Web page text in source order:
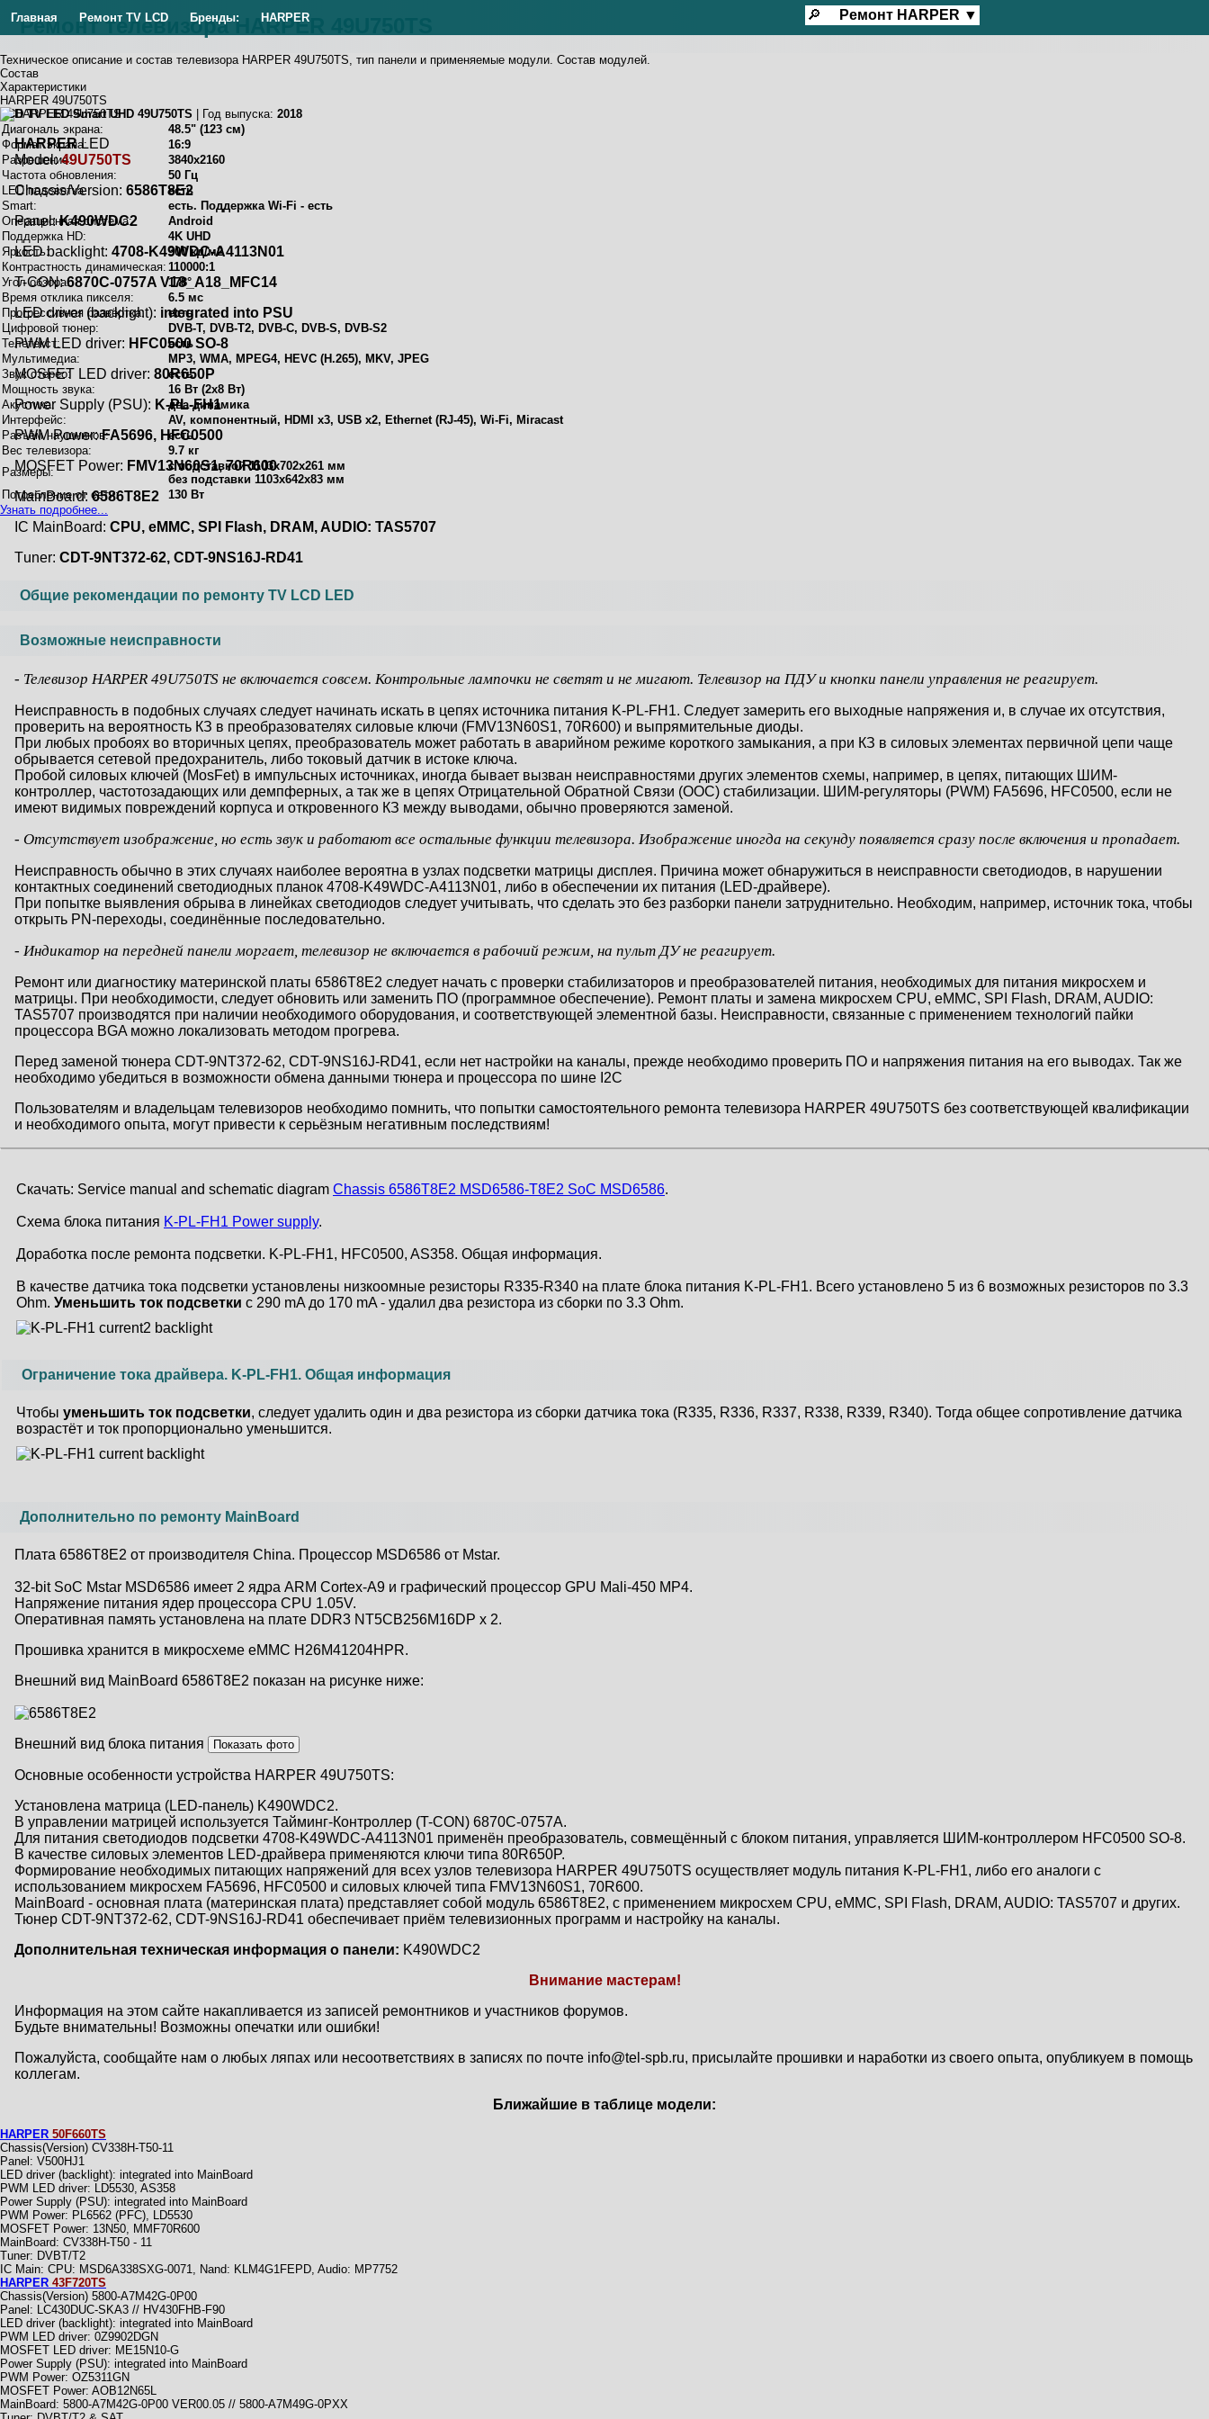
Главная Ремонт TV LCD Бренды: HARPER 🔎 Ремонт HARPER ▼
Ремонт телевизора HARPER 49U750TS
Техническое описание и состав телевизора HARPER 49U750TS, тип панели и применяемые модули. Состав модулей.
Состав
Характеристики
HARPER 49U750TS
LCD TV LED Smart UHD 49U750TS | Год выпуска: 2018
Диагональ экрана:
48.5" (123 см)
Формат экрана:
16:9
Разрешение:
3840x2160
Частота обновления:
50 Гц
LED подсветка:
есть
Smart:
есть. Поддержка Wi-Fi - есть
Операционная система:
Android
Поддержка HD:
4K UHD
Яркость:
300 кд/м2
Контрастность динамическая: 110000:1
Угол обзора:
178°
Время отклика пикселя:
6.5 мс
Прогрессивная развёртка:
есть
Цифровой тюнер:
DVB-T, DVB-T2, DVB-C, DVB-S, DVB-S2
Телетекст:
есть
Мультимедиа:
MP3, WMA, MPEG4, HEVC (H.265), MKV, JPEG
Звук стерео:
есть
Мощность звука:
16 Вт (2х8 Вт)
Акустика:
два динамика
Интерфейс:
AV, компонентный, HDMI x3, USB x2, Ethernet (RJ-45), Wi-Fi, Miracast
Разъём наушников:
есть
Вес телевизора:
9.7 кг
Размеры:
с подставкой 1103x702x261 мм
без подставки 1103x642x83 мм
Потребление от сети:
130 Вт
Узнать подробнее...
HARPERLED
Model:49U750TS
Chassis/Version: 6586T8E2
Panel:K490WDC2
LED backlight: 4708-K49WDC-A4113N01
T-CON:6870C-0757A V18_A18_MFC14
LED driver (backlight): integrated into PSU
PWM LED driver: HFC0500 SO-8
MOSFET LED driver: 80R650P
Power Supply (PSU): K-PL-FH1
PWM Power:FA5696, HFC0500
MOSFET Power: FMV13N60S1, 70R600
MainBoard:6586T8E2
IC MainBoard: CPU, eMMC, SPI Flash, DRAM, AUDIO: TAS5707
Тuner: CDT-9NT372-62, CDT-9NS16J-RD41
Общие рекомендации по ремонту TV LCD LED
Возможные неисправности
- Телевизор HARPER 49U750TS не включается совсем. Контрольные лампочки не светят и не мигают. Телевизор на ПДУ и кнопки панели управления не реагирует.
Неисправность в подобных случаях следует начинать искать в цепях источника питания K-PL-FH1. Следует замерить его выходные напряжения и, в случае их отсутствия,
проверить на вероятность КЗ в преобразователях силовые ключи (FMV13N60S1, 70R600) и выпрямительные диоды.
При любых пробоях во вторичных цепях, преобразователь может работать в аварийном режиме короткого замыкания, а при КЗ в силовых элементах первичной цепи чаще
обрывается сетевой предохранитель, либо токовый датчик в истоке ключа.
Пробой силовых ключей (MosFet) в импульсных источниках, иногда бывает вызван неисправностями других элементов схемы, например, в цепях, питающих ШИМ-
контроллер, частотозадающих или демпферных, а так же в цепях Отрицательной Обратной Связи (ООС) стабилизации. ШИМ-регуляторы (PWM) FA5696, HFC0500, если не
имеют видимых повреждений корпуса и откровенного КЗ между выводами, обычно проверяются заменой.
- Отсутствует изображение, но есть звук и работают все остальные функции телевизора. Изображение иногда на секунду появляется сразу после включения и пропадает.
Неисправность обычно в этих случаях наиболее вероятна в узлах подсветки матрицы дисплея. Причина может обнаружиться в неисправности светодиодов, в нарушении
контактных соединений светодиодных планок 4708-K49WDC-A4113N01, либо в обеспечении их питания (LED-драйвере).
При попытке выявления обрыва в линейках светодиодов следует учитывать, что сделать это без разборки панели затруднительно. Необходим, например, источник тока, чтобы
открыть PN-переходы, соединённые последовательно.
- Индикатор на передней панели моргает, телевизор не включается в рабочий режим, на пульт ДУ не реагирует.
Ремонт или диагностику материнской платы 6586T8E2 следует начать с проверки стабилизаторов и преобразователей питания, необходимых для питания микросхем и
матрицы. При необходимости, следует обновить или заменить ПО (программное обеспечение). Ремонт платы и замена микросхем CPU, eMMC, SPI Flash, DRAM, AUDIO:
TAS5707 производятся при наличии необходимого оборудования, и соответствующей элементной базы. Неисправности, связанные с применением технологий пайки
процессора BGA можно локализовать методом прогрева.
Перед заменой тюнера CDT-9NT372-62, CDT-9NS16J-RD41, если нет настройки на каналы, прежде необходимо проверить ПО и напряжения питания на его выводах. Так же
необходимо убедиться в возможности обмена данными тюнера и процессора по шине I2C
Пользователям и владельцам телевизоров необходимо помнить, что попытки самостоятельного ремонта телевизора HARPER 49U750TS без соответствующей квалификации
и необходимого опыта, могут привести к серьёзным негативным последствиям!
Скачать: Service manual and schematic diagram Chassis 6586T8E2 MSD6586-T8E2 SoC MSD6586.
Схема блока питания K-PL-FH1 Power supply.
Доработка после ремонта подсветки. K-PL-FH1, HFC0500, AS358. Общая информация.
В качестве датчика тока подсветки установлены низкоомные резисторы R335-R340 на плате блока питания K-PL-FH1. Всего установлено 5 из 6 возможных резисторов по 3.3
Ohm. Уменьшить ток подсветки с 290 mA до 170 mA - удалил два резистора из сборки по 3.3 Ohm.
Ограничение тока драйвера. K-PL-FH1. Общая информация
Чтобы уменьшить ток подсветки, следует удалить один и два резистора из сборки датчика тока (R335, R336, R337, R338, R339, R340). Тогда общее сопротивление датчика
возрастёт и ток пропорционально уменьшится.
Дополнительно по ремонту MainBoard
Плата 6586T8E2 от производителя China. Процессор MSD6586 от Mstar.
32-bit SoC Mstar MSD6586 имеет 2 ядра ARM Cortex-A9 и графический процессор GPU Mali-450 MP4.
Напряжение питания ядер процессора CPU 1.05V.
Оперативная память установлена на плате DDR3 NT5CB256M16DP x 2.
Прошивка хранится в микросхеме eMMC H26M41204HPR.
Внешний вид MainBoard 6586T8E2 показан на рисунке ниже:
Внешний вид блока питания
Основные особенности устройства HARPER 49U750TS:
Установлена матрица (LED-панель) K490WDC2.
В управлении матрицей используется Тайминг-Контроллер (T-CON) 6870C-0757A.
Для питания светодиодов подсветки 4708-K49WDC-A4113N01 применён преобразователь, совмещённый с блоком питания, управляется ШИМ-контроллером HFC0500 SO-8.
В качестве силовых элементов LED-драйвера применяются ключи типа 80R650P.
Формирование необходимых питающих напряжений для всех узлов телевизора HARPER 49U750TS осуществляет модуль питания K-PL-FH1, либо его аналоги c
использованием микросхем FA5696, HFC0500 и силовых ключей типа FMV13N60S1, 70R600.
MainBoard - основная плата (материнская плата) представляет собой модуль 6586T8E2, с применением микросхем CPU, eMMC, SPI Flash, DRAM, AUDIO: TAS5707 и других.
Тюнер CDT-9NT372-62, CDT-9NS16J-RD41 обеспечивает приём телевизионных программ и настройку на каналы.
Дополнительная техническая информация о панели: K490WDC2
Внимание мастерам!
Информация на этом сайте накапливается из записей ремонтников и участников форумов.
Будьте внимательны! Возможны опечатки или ошибки!
Пожалуйста, сообщайте нам о любых ляпах или несоответствиях в записях по почте info@tel-spb.ru, присылайте прошивки и наработки из своего опыта, опубликуем в помощь
коллегам.
Ближайшие в таблице модели:
HARPER 50F660TS
Chassis(Version) CV338H-T50-11
Panel: V500HJ1
LED driver (backlight): integrated into MainBoard
PWM LED driver: LD5530, AS358
Power Supply (PSU): integrated into MainBoard
PWM Power: PL6562 (PFC), LD5530
MOSFET Power: 13N50, MMF70R600
MainBoard: CV338H-T50 - 11
Тuner: DVBT/T2
IC Main: CPU: MSD6A338SXG-0071, Nand: KLM4G1FEPD, Audio: MP7752
HARPER 43F720TS
Chassis(Version) 5800-A7M42G-0P00
Panel: LC430DUC-SKA3 // HV430FHB-F90
LED driver (backlight): integrated into MainBoard
PWM LED driver: 0Z9902DGN
MOSFET LED driver: ME15N10-G
Power Supply (PSU): integrated into MainBoard
PWM Power: OZ5311GN
MOSFET Power: AOB12N65L
MainBoard: 5800-A7M42G-0P00 VER00.05 // 5800-A7M49G-0PXX